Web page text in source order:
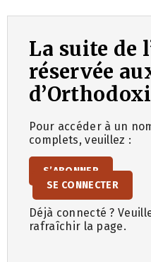
La suite de
réservée
Pour accéder à un
complets, veuillez :
S’ABONNER
SE CONNECTER
Déjà connecté ?
rafraîchir la page.